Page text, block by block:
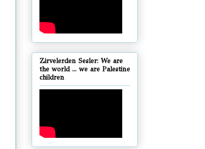
Zirvelerden Sesler: We are
the world ... we are Palestine
children